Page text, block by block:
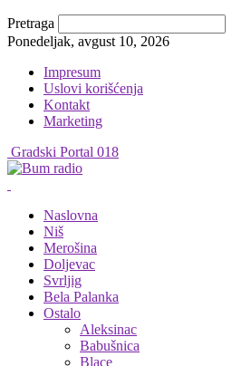
Pretraga
Ponedeljak, avgust 10, 2026
Impresum
Uslovi korišćenja
Kontakt
Marketing
Gradski Portal 018
Naslovna
Niš
Merošina
Doljevac
Svrljig
Bela Palanka
Ostalo
Aleksinac
Babušnica
Blace